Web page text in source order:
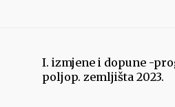
I. izmjene i dopune -
poljop. zemljišta 2023.